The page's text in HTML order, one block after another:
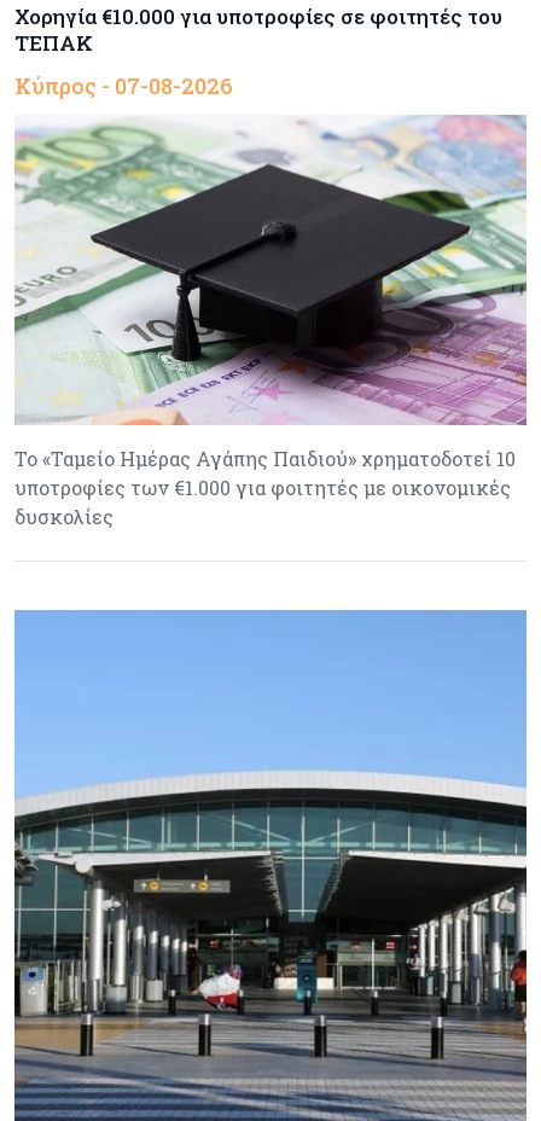
Χορηγία €10.000 για υποτροφίες σε φοιτητές του
ΤΕΠΑΚ
Κύπρος - 07-08-2026
Το «Ταμείο Ημέρας Αγάπης Παιδιού» χρηματοδοτεί 10
υποτροφίες των €1.000 για φοιτητές με οικονομικές
δυσκολίες